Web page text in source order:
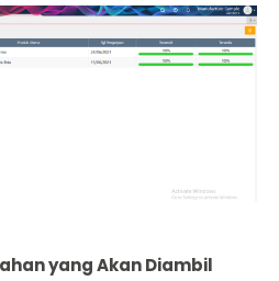
yang Akan Diambil